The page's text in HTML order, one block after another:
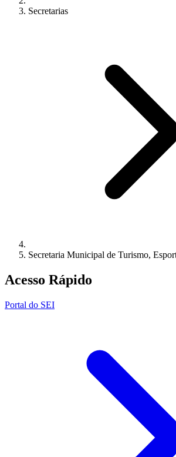
Secretarias
Secretaria Municipal de Turismo,
Acesso Rápido
Portal do SEI